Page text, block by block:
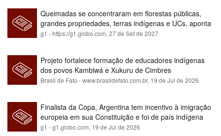
Queimadas se concentraram em florestas públicas,
grandes propriedades, terras indígenas e UCs, aponta
relatório
g1 - https://g1.globo.com,27 de Set de 2027
Projeto fortalece formação de educadores indígenas
dos povos Kambiwá e Xukuru de Cimbres
Brasil de Fato - www.brasildefato.com.br, 19 de Jul de 2026
Finalista da Copa, Argentina tem incentivo à imigração
europeia em sua Constituição e foi de país indígena
para maioria branca
g1 - g1.globo.com, 19 de Jul de 2026